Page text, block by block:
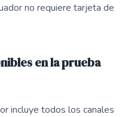
no requiere tarjeta de
en la prueba
incluye todos los canales